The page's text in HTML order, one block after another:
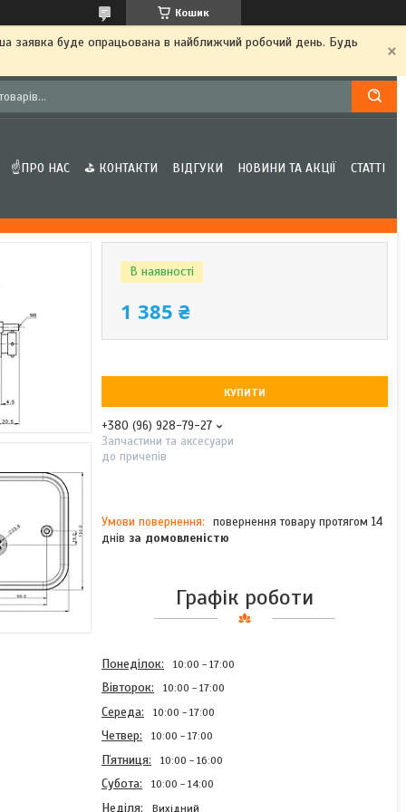
Кошик
заявка буде опрацьована в найближчий робочий день. Будь
☝ПРО НАС ⛳ КОНТАКТИ ВІДГУКИ НОВИНИ ТА АКЦІЇ СТАТТІ
В наявності
1 385 ₴
КУПИТИ
+380 (96) 928-79-27
Запчастини та аксесуари
до причепів
повернення товару протягом 14
днів за домовленістю
Графік роботи
Понеділок 10:00 17:00
Вівторок 10:00 17:00
Середа 10:00 17:00
Четвер 10:00 17:00
Пʼятниця 10:00 16:00
Субота 10:00 14:00
Неділя Вихідний